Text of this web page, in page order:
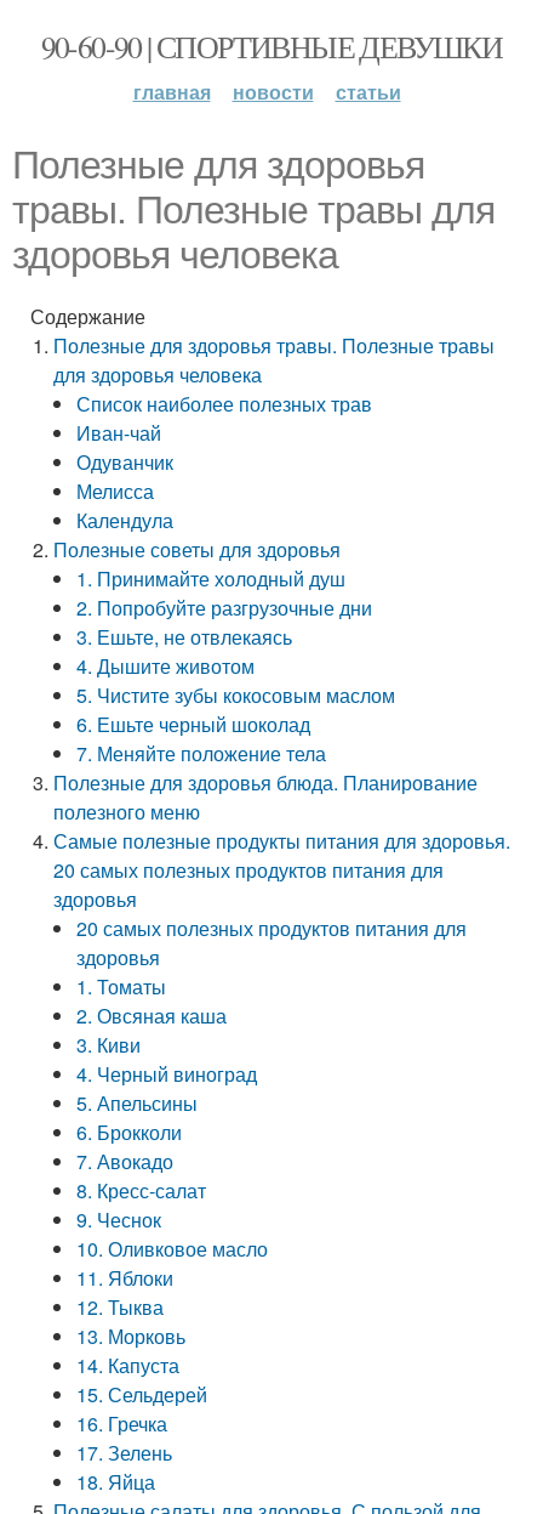
90-60-90 | СПОРТИВНЫЕ ДЕВУШКИ
главная новости статьи
Полезные для здоровья
травы. Полезные травы для
здоровья человека
Содержание
Полезные для здоровья травы. Полезные травы
для здоровья человека
Список наиболее полезных трав
Иван-чай
Одуванчик
Мелисса
Календула
Полезные советы для здоровья
1. Принимайте холодный душ
2. Попробуйте разгрузочные дни
3. Ешьте, не отвлекаясь
4. Дышите животом
5. Чистите зубы кокосовым маслом
6. Ешьте черный шоколад
7. Меняйте положение тела
Полезные для здоровья блюда. Планирование
полезного меню
Самые полезные продукты питания для здоровья.
20 самых полезных продуктов питания для
здоровья
20 самых полезных продуктов питания для
здоровья
1. Томаты
2. Овсяная каша
3. Киви
4. Черный виноград
5. Апельсины
6. Брокколи
7. Авокадо
8. Кресс-салат
9. Чеснок
10. Оливковое масло
11. Яблоки
12. Тыква
13. Морковь
14. Капуста
15. Сельдерей
16. Гречка
17. Зелень
18. Яйца